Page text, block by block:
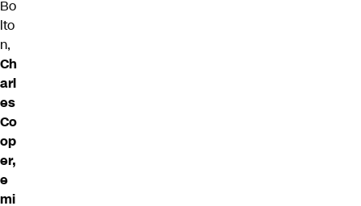
Bo
lto
n,
Ch
arl
es
Co
op
er,
e
mi